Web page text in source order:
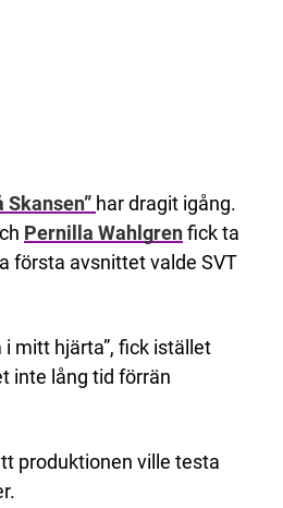
Skansen” har dragit igång.
Pernilla Wahlgrenfick ta
första avsnittet valde SVT
mitt hjärta”, fick istället
inte lång tid förrän
produktionen ville testa